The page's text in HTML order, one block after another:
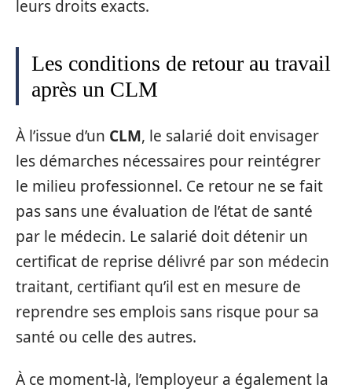
leurs droits exacts.
Les conditions de retour au travail
après un CLM
À l’issue d’un CLM, le salarié doit envisager
les démarches nécessaires pour reintégrer
le milieu professionnel. Ce retour ne se fait
pas sans une évaluation de l’état de santé
par le médecin. Le salarié doit détenir un
certificat de reprise délivré par son médecin
traitant, certifiant qu’il est en mesure de
reprendre ses emplois sans risque pour sa
santé ou celle des autres.
À ce moment-là, l’employeur a également la